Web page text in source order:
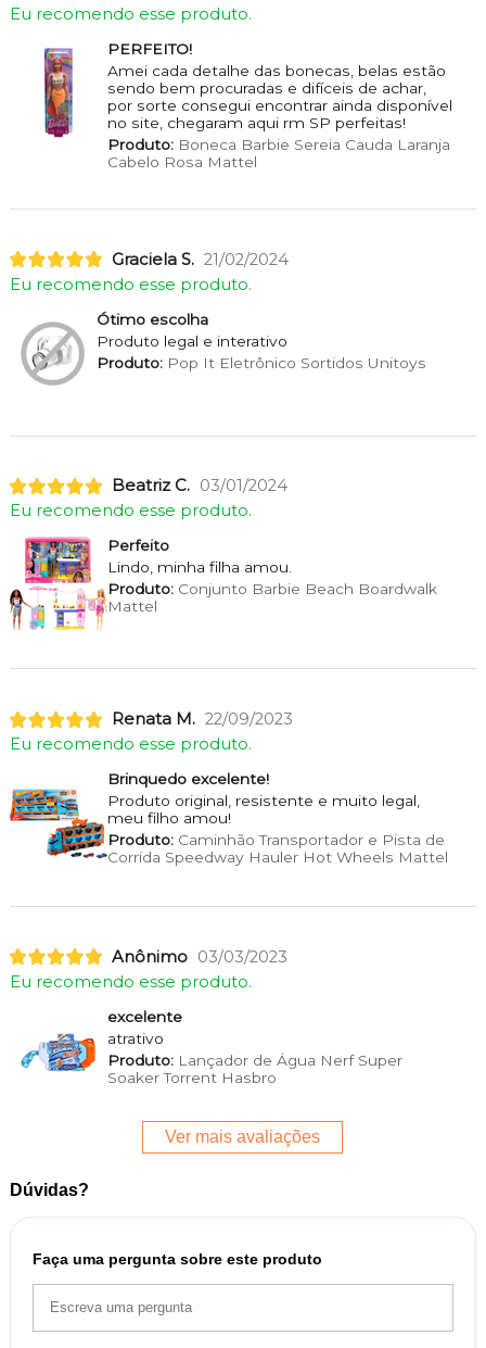
Eu recomendo esse produto.
PERFEITO!
Amei cada detalhe das bonecas, belas estão
sendo bem procuradas e difíceis de achar,
por sorte consegui encontrar ainda disponível
no site, chegaram aqui rm SP perfeitas!
Produto:Boneca Barbie Sereia Cauda Laranja
Cabelo Rosa Mattel
Graciela S. 21/02/2024
Eu recomendo esse produto.
Ótimo escolha
Produto legal e interativo
Produto:Pop It Eletrônico Sortidos Unitoys
Beatriz C. 03/01/2024
Eu recomendo esse produto.
Perfeito
Lindo, minha filha amou.
Produto:Conjunto Barbie Beach Boardwalk
Mattel
Renata M. 22/09/2023
Eu recomendo esse produto.
Brinquedo excelente!
Produto original, resistente e muito legal,
meu filho amou!
Produto:Caminhão Transportador e Pista de
Corrida Speedway Hauler Hot Wheels Mattel
Anônimo 03/03/2023
Eu recomendo esse produto.
excelente
atrativo
Produto:Lançador de Água Nerf Super
Soaker Torrent Hasbro
Ver mais avaliações
Dúvidas?
Faça uma pergunta sobre este produto